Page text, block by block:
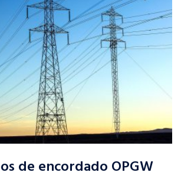
de encordado OPGW